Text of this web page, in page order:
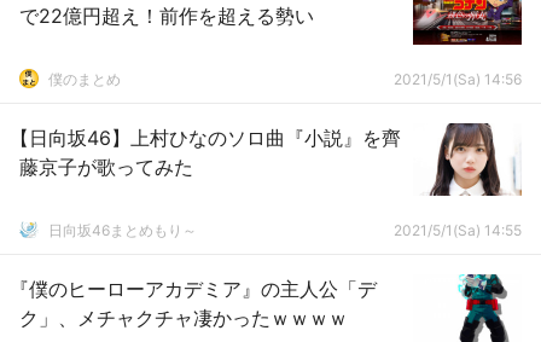
で22億円超え！前作を超える勢い
僕のまとめ 2021/5/1(Sa) 14:56
【日向坂46】上村ひなのソロ曲『小説』を齊
藤京子が歌ってみた
日向坂46まとめもり～ 2021/5/1(Sa) 14:55
『僕のヒーローアカデミア』の主人公「デ
ク」、メチャクチャ凄かったｗｗｗｗ